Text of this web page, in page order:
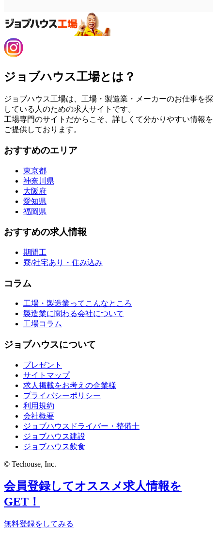
ジョブハウス工場とは？
ジョブハウス工場は、工場・製造業・メーカーのお仕事を探
している人のための求人サイトです。
工場専門のサイトだからこそ、詳しくて分かりやすい情報を
ご提供しております。
おすすめのエリア
東京都
神奈川県
大阪府
愛知県
福岡県
おすすめの求人情報
期間工
寮/社宅あり・住み込み
コラム
工場・製造業ってこんなところ
製造業に関わる会社について
工場コラム
ジョブハウスについて
プレゼント
サイトマップ
求人掲載をお考えの企業様
プライバシーポリシー
利用規約
会社概要
ジョブハウスドライバー・整備士
ジョブハウス建設
ジョブハウス飲食
© Techouse, Inc.
会員登録してオススメ求人情報を
GET！
無料登録をしてみる